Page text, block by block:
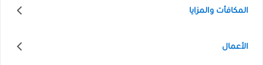
المكافأت والمزايا
الأعمال